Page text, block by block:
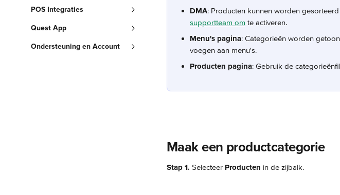
POS Integraties
Quest App
Ondersteuning en Account
DMA: Producten kunnen worden
supportteam om te activeren.
Menu's pagina: Categorieën worden
voegen aan menu's.
Producten pagina: Gebruik de
Maak een productcategorie
Stap 1. Selecteer Producten in de zijbalk.